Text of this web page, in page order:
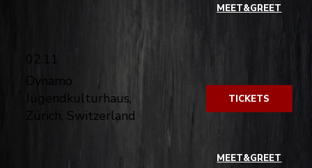
02.11
Dynamo
Jugendkulturhaus,
Zürich, Switzerland
TICKETS
MEET&GREET
MEET&GREET